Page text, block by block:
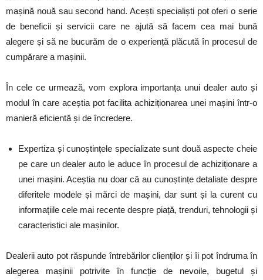
mașină nouă sau second hand. Acești specialiști pot oferi o serie
de beneficii și servicii care ne ajută să facem cea mai bună
alegere și să ne bucurăm de o experiență plăcută în procesul de
cumpărare a mașinii.
În cele ce urmează, vom explora importanța unui dealer auto și
modul în care aceștia pot facilita achiziționarea unei mașini într-o
manieră eficientă și de încredere.
Expertiza și cunoștințele specializate sunt două aspecte cheie
pe care un dealer auto le aduce în procesul de achiziționare a
unei mașini. Aceștia nu doar că au cunoștințe detaliate despre
diferitele modele și mărci de mașini, dar sunt și la curent cu
informațiile cele mai recente despre piață, trenduri, tehnologii și
caracteristici ale mașinilor.
Dealerii auto pot răspunde întrebărilor clienților și îi pot îndruma în
alegerea mașinii potrivite în funcție de nevoile, bugetul și